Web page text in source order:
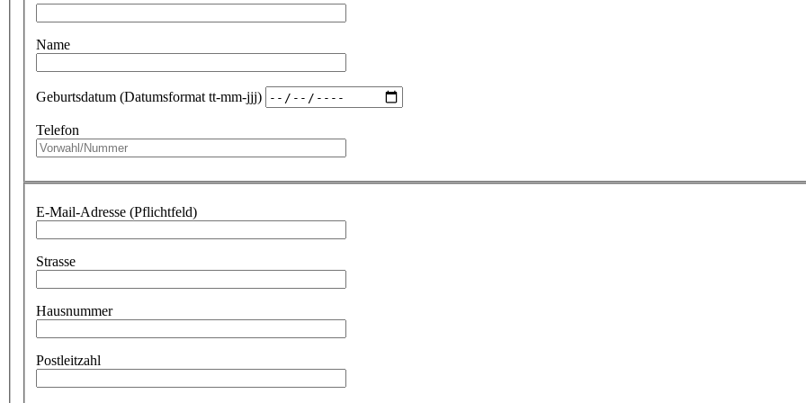
Name
Geburtsdatum (Datumsformat tt-mm-jjj)
Telefon
E-Mail-Adresse (Pflichtfeld)
Strasse
Hausnummer
Postleitzahl